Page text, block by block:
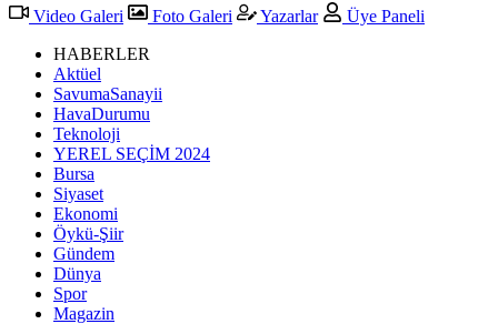
Video Galeri Foto Galeri Yazarlar
Üye Paneli
HABERLER
Aktüel
SavumaSanayii
HavaDurumu
Teknoloji
YEREL SEÇİM 2024
Bursa
Siyaset
Ekonomi
Öykü-Şiir
Gündem
Dünya
Spor
Magazin